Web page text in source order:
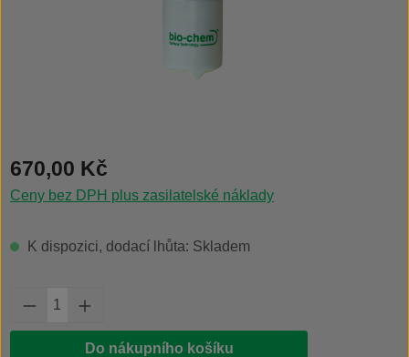
Běžná cena:
670,00 Kč
Ceny bez DPH plus zasilatelské náklady
K dispozici, dodací lhůta: Skladem
Množství produktu: Zadejte požadované
Do nákupního košíku